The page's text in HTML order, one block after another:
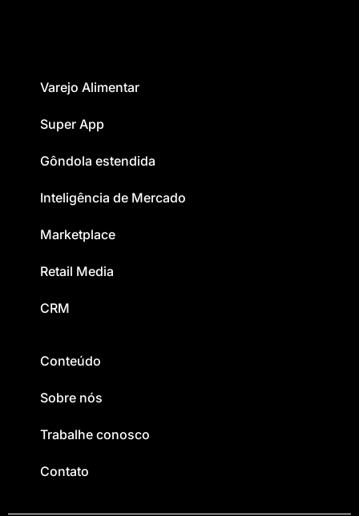
Varejo Alimentar
Super App
Gôndola estendida
Inteligência de Mercado
Marketplace
Retail Media
CRM
Conteúdo
Sobre nós
Trabalhe conosco
Contato